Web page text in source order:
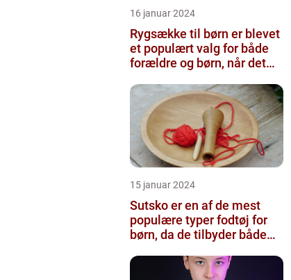
16 januar 2024
Rygsække til børn er blevet
et populært valg for både
forældre og børn, når det
15 januar 2024
Sutsko er en af de mest
populære typer fodtøj for
børn, da de tilbyder både